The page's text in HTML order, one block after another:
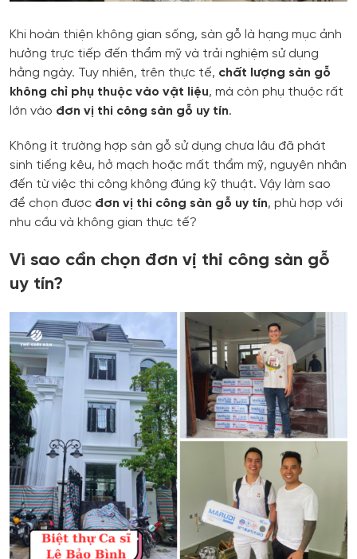
Khi hoàn thiện không gian sống, sàn gỗ là hạng mục ảnh
hưởng trực tiếp đến thẩm mỹ và trải nghiệm sử dụng
hằng ngày. Tuy nhiên, trên thực tế, chất lượng sàn gỗ
không chỉ phụ thuộc vào vật liệu, mà còn phụ thuộc rất
lớn vào đơn vị thi công sàn gỗ uy tín.
Không ít trường hợp sàn gỗ sử dụng chưa lâu đã phát
sinh tiếng kêu, hở mạch hoặc mất thẩm mỹ, nguyên nhân
đến từ việc thi công không đúng kỹ thuật. Vậy làm sao
để chọn được đơn vị thi công sàn gỗ uy tín, phù hợp với
nhu cầu và không gian thực tế?
Vì sao cần chọn đơn vị thi công sàn gỗ
uy tín?